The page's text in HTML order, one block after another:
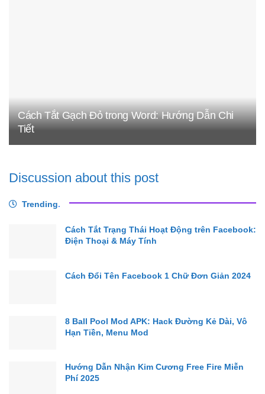
Cách Tắt Gạch Đỏ trong Word: Hướng Dẫn Chi
Tiết
Discussion about this post
Trending.
Cách Tắt Trạng Thái Hoạt Động trên Facebook:
Điện Thoại & Máy Tính
Cách Đổi Tên Facebook 1 Chữ Đơn Giản 2024
8 Ball Pool Mod APK: Hack Đường Kẻ Dài, Vô
Hạn Tiền, Menu Mod
Hướng Dẫn Nhận Kim Cương Free Fire Miễn
Phí 2025